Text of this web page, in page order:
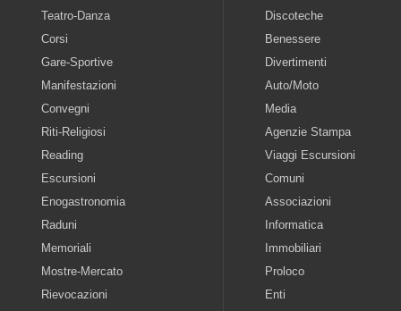
Teatro-Danza
Corsi
Gare-Sportive
Manifestazioni
Convegni
Riti-Religiosi
Reading
Escursioni
Enogastronomia
Raduni
Memoriali
Mostre-Mercato
Rievocazioni
Discoteche
Benessere
Divertimenti
Auto/Moto
Media
Agenzie Stampa
Viaggi Escursioni
Comuni
Associazioni
Informatica
Immobiliari
Proloco
Enti